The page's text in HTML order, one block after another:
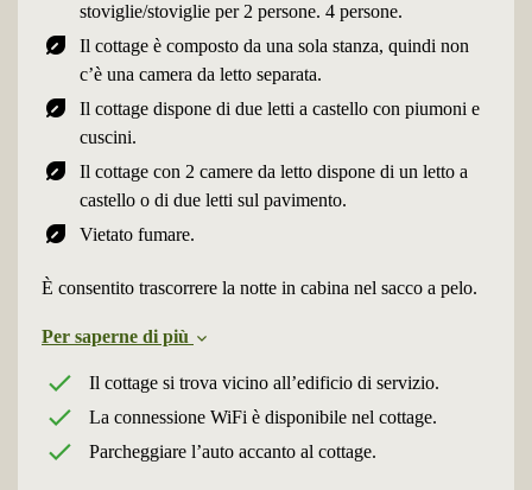
stoviglie/stoviglie per 2 persone. 4 persone.
nest_eco_leaf
Il cottage è composto da una sola stanza, quindi non
c’è una camera da letto separata.
nest_eco_leaf
Il cottage dispone di due letti a castello con piumoni e
cuscini.
nest_eco_leaf
Il cottage con 2 camere da letto dispone di un letto a
castello o di due letti sul pavimento.
nest_eco_leaf Vietato fumare.
È consentito trascorrere la notte in cabina nel sacco a pelo.
Per saperne di più
Il cottage si trova vicino all’edificio di servizio.
La connessione WiFi è disponibile nel cottage.
Parcheggiare l’auto accanto al cottage.